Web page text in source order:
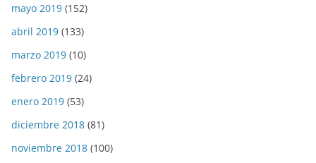
mayo 2019 (152)
abril 2019 (133)
marzo 2019 (10)
febrero 2019 (24)
enero 2019 (53)
diciembre 2018 (81)
noviembre 2018 (100)